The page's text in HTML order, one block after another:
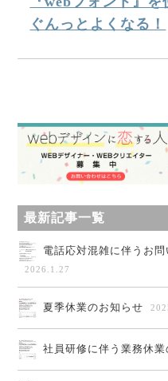
ぐんっとよくなる！
最新記事一覧
電話応対混雑に伴うお
2026.1.27
夏季休業のお知らせ
社員研修に伴う業務休